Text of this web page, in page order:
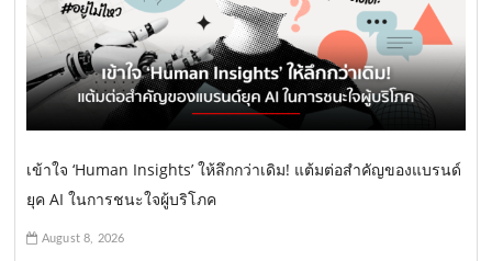
เข้าใจ ‘Human Insights’ ให้ลึกกว่าเดิม! แต้มต่อสำคัญของแบรนด์
ยุค AI ในการชนะใจผู้บริโภค
August 8, 2026